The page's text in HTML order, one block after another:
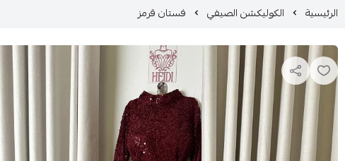
الرئيسية الكوليكشن الصيفي فستان قرمز